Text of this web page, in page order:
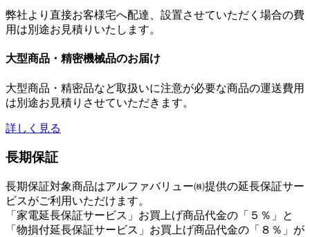
弊社より直接お客様宅へ配達、設置させていただく場合の費
用は別途お見積りいたします。
大型商品・精密機械品のお届け
大型商品・精密品など取扱いに注意が必要な商品の運送費用
は別途お見積りさせていただきます。
詳しく見る
長期保証
長期保証対象商品はアルファバリュー㈱提供の延長保証サー
ビスがご利用いただけます。
「家電延長保証サービス」お買上げ商品代金の「５％」と
「物損付延長保証サービス」お買上げ商品代金の「８％」が